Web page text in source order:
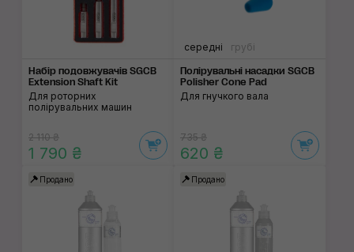
Набір подовжувачів SGCB
Extension Shaft Kit
Для роторних
полірувальних машин
2 110 ₴
1 790 ₴
середні грубі
Полірувальні насадки SGCB
Polisher Cone Pad
Для гнучкого вала
735 ₴
620 ₴
Продано Продано